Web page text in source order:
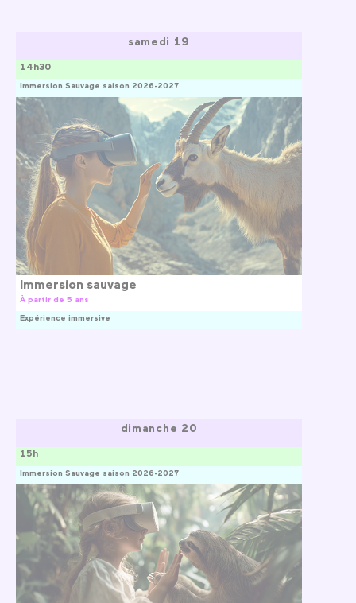
samedi 19
Immersion Sauvage saison 2026-2027
14h30
Immersion sauvage
À partir de 5 ans
Expérience immersive
dimanche 20
Immersion Sauvage saison 2026-2027
15h